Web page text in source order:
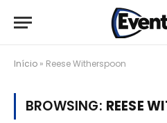
Início » Reese Witherspoon
BROWSING: REESE